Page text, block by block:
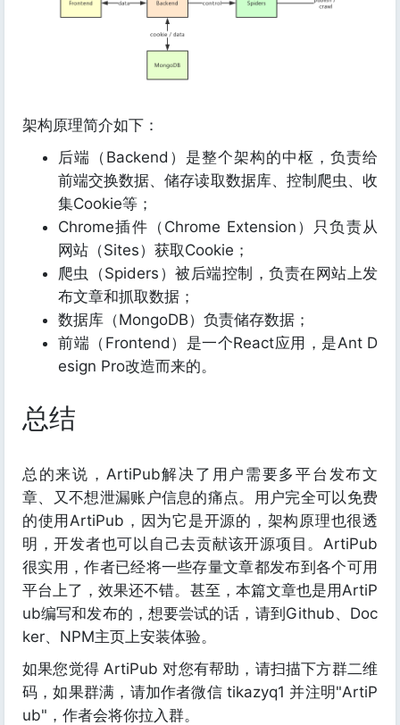
架构原理简介如下：
后端（Backend）是整个架构的中枢，负责给
前端交换数据、储存读取数据库、控制爬虫、收
集Cookie等；
Chrome插件（Chrome Extension）只负责从
网站（Sites）获取Cookie；
爬虫（Spiders）被后端控制，负责在网站上发
布文章和抓取数据；
数据库（MongoDB）负责储存数据；
前端（Frontend）是一个React应用，是Ant D
esign Pro改造而来的。
总结
总的来说，ArtiPub解决了用户需要多平台发布文
章、又不想泄漏账户信息的痛点。用户完全可以免费
的使用ArtiPub，因为它是开源的，架构原理也很透
明，开发者也可以自己去贡献该开源项目。ArtiPub
很实用，作者已经将一些存量文章都发布到各个可用
平台上了，效果还不错。甚至，本篇文章也是用ArtiP
ub编写和发布的，想要尝试的话，请到Github、Doc
ker、NPM主页上安装体验。
如果您觉得 ArtiPub 对您有帮助，请扫描下方群二维
码，如果群满，请加作者微信 tikazyq1 并注明"ArtiP
ub"，作者会将你拉入群。